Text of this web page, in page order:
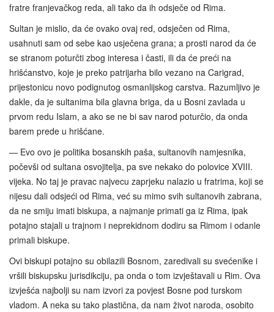
fratre franjevačkog reda, ali tako da ih odsječe od Rima.
Sultan je mislio, da će ovako ovaj red, odsječen od Rima,
usahnuti sam od sebe kao usječena grana; a prosti narod da će
se stranom poturčti zbog interesa i časti, ili da će preći na
hrišćanstvo, koje je preko patrijarha bilo vezano na Carigrad,
prijestonicu novo podignutog osmanlijskog carstva. Razumljivo je
dakle, da je sultanima bila glavna briga, da u Bosni zavlada u
prvom redu Islam, a ako se ne bi sav narod poturčio, da onda
barem prede u hrišćane.
— Evo ovo je politika bosanskih paša, sultanovih namjesnika,
počevši od sultana osvojitelja, pa sve nekako do polovice XVIII.
vijeka. No taj je pravac najvecu zaprjeku nalazio u fratrima, koji se
nijesu dali odsjeći od Rima, već su mimo svih sultanovih zabrana,
da ne smiju imati biskupa, a najmanje primati ga iz Rima, ipak
potajno stajali u trajnom i neprekidnom dodiru sa Rimom i odanle
primali biskupe.
Ovi biskupi potajno su obilazili Bosnom, zaredivali su svećenike i
vršili biskupsku jurisdikciju, pa onda o tom izvještavali u Rim. Ova
izvješća najbolji su nam izvori za povjest Bosne pod turskom
vladom. A neka su tako plastična, da nam život naroda, osobito